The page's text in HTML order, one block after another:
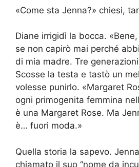
«Come sta Jenna?» chiesi,
Diane irrigidì la bocca.
se non capirò mai perché
di mia madre. Tre
Scosse la testa e tastò un
volesse punirlo. «Margaret
ogni primogenita femmina
è una Margaret Rose. Ma
è… fuori moda.»
Quella storia la sapevo.
chiamato il suo “nome da